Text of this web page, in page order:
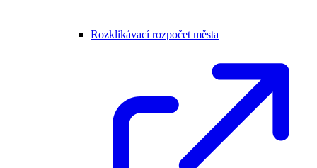
Rozklikávací rozpočet města